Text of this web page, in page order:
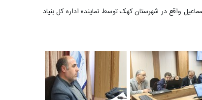
واقع در شهرستان کهک توسط نماینده اداره کل بنیاد